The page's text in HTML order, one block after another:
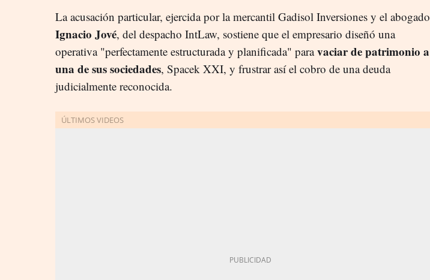
La acusación particular, ejercida por la mercantil Gadisol Inversiones y el abogado
Ignacio Jové, del despacho IntLaw, sostiene que el empresario diseñó una
operativa "perfectamente estructurada y planificada" paravaciar de patrimonio a
una de sus sociedades, Spacek XXI, y frustrar así el cobro de una deuda
judicialmente reconocida.